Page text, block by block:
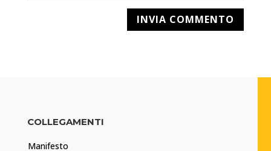
COLLEGAMENTI
Manifesto